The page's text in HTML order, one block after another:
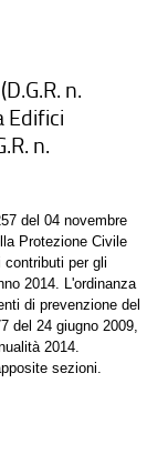
n.
Edifici
n.
del 04 novembre
Protezione Civile
contributi per gli
2014. L'ordinanza
di prevenzione del
del 24 giugno 2009,
2014.
sezioni.